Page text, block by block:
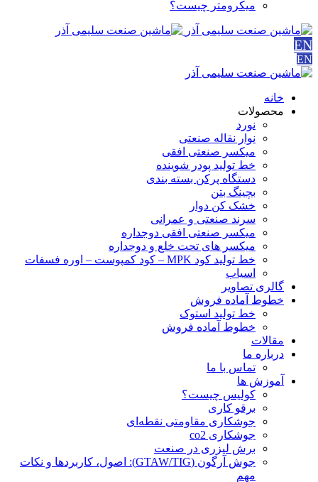
میکرومتر چیست؟
EN
EN
خانه
محصولات
نورد
نوار نقاله صنعتی
ميكسر صنعتی افقی
خط تولید پودر شوينده
دستگاه پرکن بسته بندی
بچينگ بتن
خشک کن دوار
سرند صنعتی و عمرانی
میکسر صنعتی افقی دوجداره
میکسر های تحت خلع و دوجداره
خط تولید کود MPK – کود کمپوست – اوره فسفات
اسیاب
گالری تصاویر
خطوط آماده فروش
خط تولید استوک
خطوط آماده فروش
مقالات
درباره ما
تماس با ما
آموزش ها
کولیس چیست؟
برقو کاری
جوشکاری مقاومتی نقطه‌ای
جوشکاری co2
برش لیزری در صنعت
جوش آرگون (GTAW/TIG): اصول، کاربردها و نکات
مهم